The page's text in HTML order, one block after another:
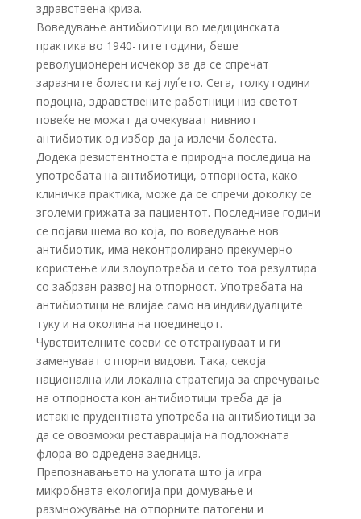
здравствена криза.
Воведување антибиотици во медицинската
практика во 1940-тите години, беше
револуционерен исчекор за да се спречат
заразните болести кај луѓето. Сега, толку години
подоцна, здравствените работници низ светот
повеќе не можат да очекуваат нивниот
антибиотик од избор да ја излечи болеста.
Додека резистентноста е природна последица на
употребата на антибиотици, отпорноста, како
клиничка практика, може да се спречи доколку се
зголеми грижата за пациентот. Последниве години
се појави шема во која, по воведување нов
антибиотик, има неконтролирано прекумерно
користење или злоупотреба и сето тоа резултира
со забрзан развој на отпорност. Употребата на
антибиотици не влијае само на индивидуалците
туку и на околина на поединецот.
Чувствителните соеви се отстрануваат и ги
заменуваат отпорни видови. Така, секоја
национална или локална стратегија за спречување
на отпорноста кон антибиотици треба да ја
истакне прудентната употреба на антибиотици за
да се овозможи реставрација на подложната
флора во одредена заедница.
Препознавањето на улогата што ја игра
микробната екологија при домување и
размножување на отпорните патогени и